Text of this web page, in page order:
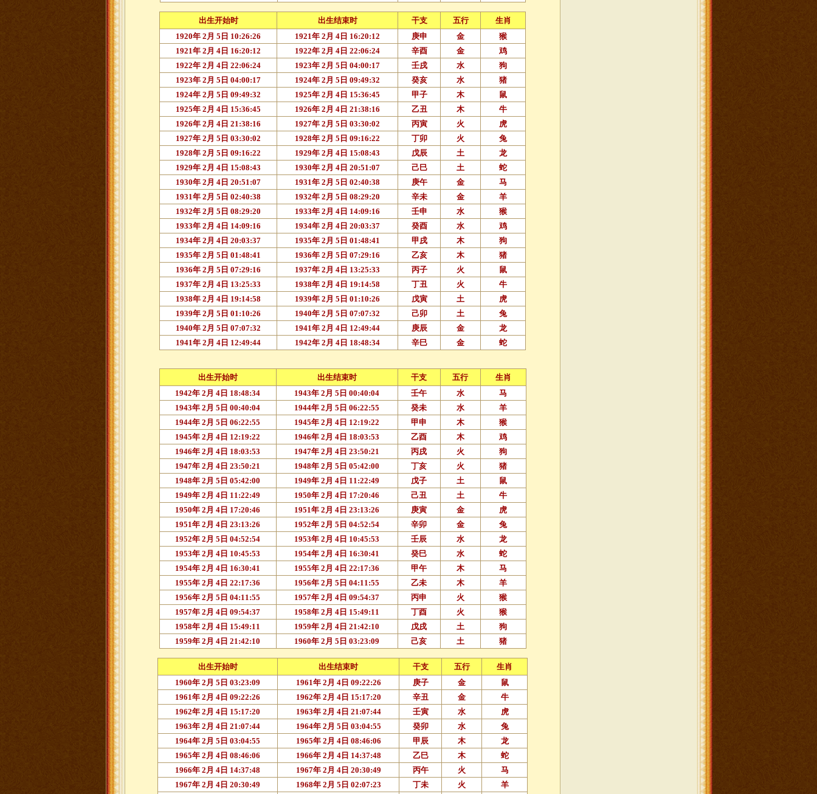
出生开始时 出生结束时 干支 五行
生肖
1920年 2月 5日 10:26:26
1921年 2月 4日 16:20:12 庚申 金
猴
1921年 2月 4日 16:20:12
1922年 2月 4日 22:06:24 辛酉 金
鸡
1922年 2月 4日 22:06:24
1923年 2月 5日 04:00:17 壬戌 水
狗
1923年 2月 5日 04:00:17
1924年 2月 5日 09:49:32 癸亥 水
猪
1924年 2月 5日 09:49:32
1925年 2月 4日 15:36:45 甲子 木
鼠
1925年 2月 4日 15:36:45
1926年 2月 4日 21:38:16 乙丑 木
牛
1926年 2月 4日 21:38:16
1927年 2月 5日 03:30:02 丙寅 火
虎
1927年 2月 5日 03:30:02
1928年 2月 5日 09:16:22 丁卯 火
兔
1928年 2月 5日 09:16:22
1929年 2月 4日 15:08:43 戊辰 土
龙
1929年 2月 4日 15:08:43
1930年 2月 4日 20:51:07 己巳 土
蛇
1930年 2月 4日 20:51:07
1931年 2月 5日 02:40:38 庚午 金
马
1931年 2月 5日 02:40:38
1932年 2月 5日 08:29:20 辛未 金
羊
1932年 2月 5日 08:29:20
1933年 2月 4日 14:09:16 壬申 水
猴
1933年 2月 4日 14:09:16
1934年 2月 4日 20:03:37 癸酉 水
鸡
1934年 2月 4日 20:03:37
1935年 2月 5日 01:48:41 甲戌 木
狗
1935年 2月 5日 01:48:41
1936年 2月 5日 07:29:16 乙亥 木
猪
1936年 2月 5日 07:29:16
1937年 2月 4日 13:25:33 丙子 火
鼠
1937年 2月 4日 13:25:33
1938年 2月 4日 19:14:58 丁丑 火
牛
1938年 2月 4日 19:14:58
1939年 2月 5日 01:10:26 戊寅 土
虎
1939年 2月 5日 01:10:26
1940年 2月 5日 07:07:32 己卯 土
兔
1940年 2月 5日 07:07:32
1941年 2月 4日 12:49:44 庚辰 金
龙
1941年 2月 4日 12:49:44
1942年 2月 4日 18:48:34 辛巳 金 蛇
出生开始时 出生结束时 干支 五行
生肖
1942年 2月 4日 18:48:34
1943年 2月 5日 00:40:04 壬午 水
马
1943年 2月 5日 00:40:04
1944年 2月 5日 06:22:55 癸未 水
羊
1944年 2月 5日 06:22:55
1945年 2月 4日 12:19:22 甲申 木
猴
1945年 2月 4日 12:19:22
1946年 2月 4日 18:03:53 乙酉 木
鸡
1946年 2月 4日 18:03:53
1947年 2月 4日 23:50:21 丙戌 火
狗
1947年 2月 4日 23:50:21
1948年 2月 5日 05:42:00 丁亥 火
猪
1948年 2月 5日 05:42:00
1949年 2月 4日 11:22:49 戊子 土
鼠
1949年 2月 4日 11:22:49
1950年 2月 4日 17:20:46 己丑 土
牛
1950年 2月 4日 17:20:46
1951年 2月 4日 23:13:26 庚寅 金
虎
1951年 2月 4日 23:13:26
1952年 2月 5日 04:52:54 辛卯 金
兔
1952年 2月 5日 04:52:54
1953年 2月 4日 10:45:53 壬辰 水
龙
1953年 2月 4日 10:45:53
1954年 2月 4日 16:30:41 癸巳 水
蛇
1954年 2月 4日 16:30:41
1955年 2月 4日 22:17:36 甲午 木
马
1955年 2月 4日 22:17:36
1956年 2月 5日 04:11:55 乙未 木
羊
1956年 2月 5日 04:11:55
1957年 2月 4日 09:54:37 丙申 火
猴
1957年 2月 4日 09:54:37
1958年 2月 4日 15:49:11 丁酉 火
猴
1958年 2月 4日 15:49:11
1959年 2月 4日 21:42:10 戊戌 土
狗
1959年 2月 4日 21:42:10
1960年 2月 5日 03:23:09 己亥 土 猪
出生开始时 出生结束时 干支 五行
生肖
1960年 2月 5日 03:23:09
1961年 2月 4日 09:22:26 庚子 金
鼠
1961年 2月 4日 09:22:26
1962年 2月 4日 15:17:20 辛丑 金
牛
1962年 2月 4日 15:17:20
1963年 2月 4日 21:07:44 壬寅 水
虎
1963年 2月 4日 21:07:44
1964年 2月 5日 03:04:55 癸卯 水
兔
1964年 2月 5日 03:04:55
1965年 2月 4日 08:46:06 甲辰 木
龙
1965年 2月 4日 08:46:06
1966年 2月 4日 14:37:48 乙巳 木
蛇
1966年 2月 4日 14:37:48
1967年 2月 4日 20:30:49 丙午 火
马
1967年 2月 4日 20:30:49
1968年 2月 5日 02:07:23 丁未 火
羊